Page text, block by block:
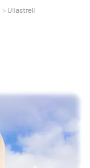
Ullastrell